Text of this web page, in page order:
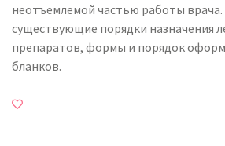
неотъемлемой частью работы врача.
существующие порядки назначения
препаратов, формы и порядок
бланков.